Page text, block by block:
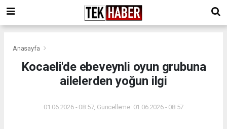
Anasayfa
Kocaeli'de ebeveynli oyun grubuna
ailelerden yoğun ilgi
01.06.2026 - 08:57, Güncelleme: 01.06.2026 - 08:57